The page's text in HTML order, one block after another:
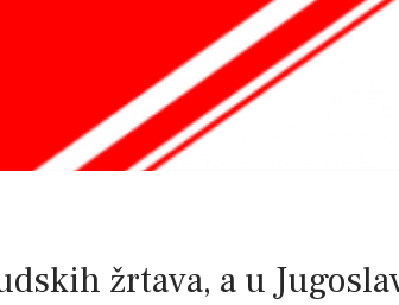
žrtava, a u